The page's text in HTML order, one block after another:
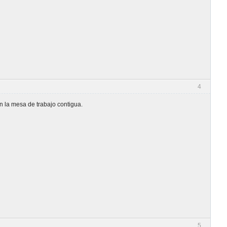
4
la mesa de trabajo contigua.
5